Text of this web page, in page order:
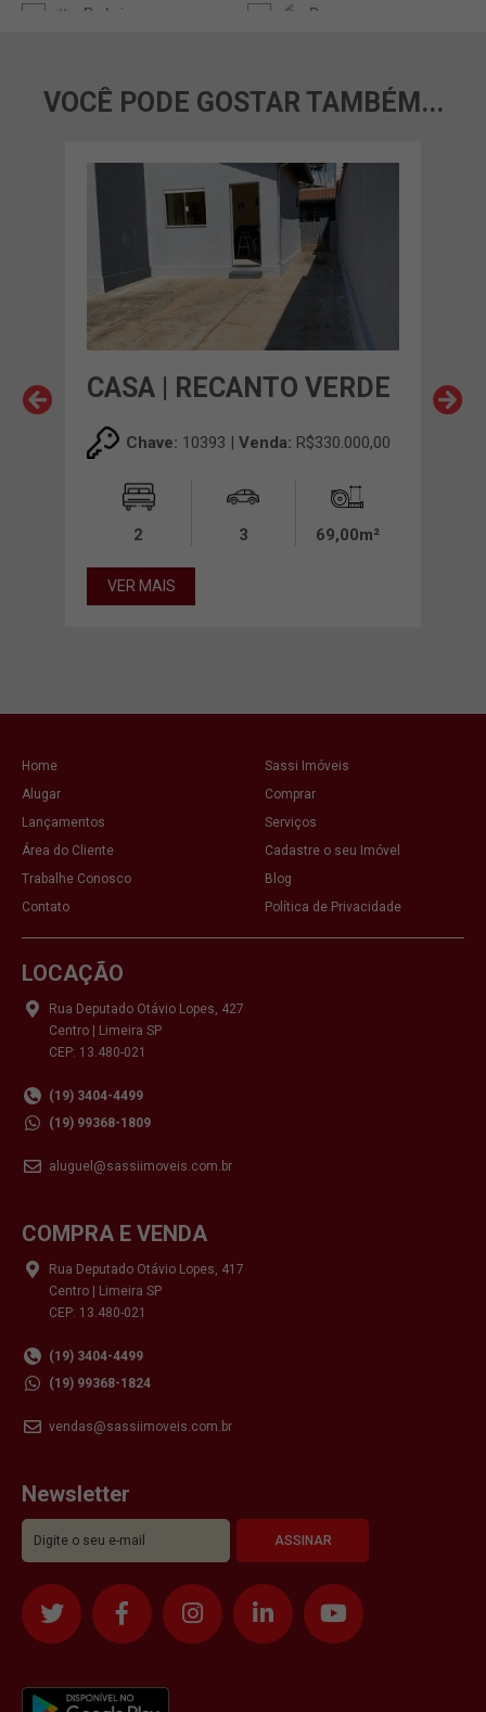
VOCÊ PODE GOSTAR TAMBÉM...
CASA | RECANTO VERDE
Chave: 10393 | Venda: R$330.000,00
2 3 69,00m²
VER MAIS
Home
Sassi Imóveis
Alugar
Comprar
Lançamentos
Serviços
Área do Cliente
Cadastre o seu Imóvel
Trabalhe Conosco
Blog
Contato
Política de Privacidade
LOCAÇÃO
Rua Deputado Otávio Lopes, 427
Centro | Limeira SP
CEP: 13.480-021
(19) 3404-4499
(19) 99368-1809
aluguel@sassiimoveis.com.br
COMPRA E VENDA
Rua Deputado Otávio Lopes, 417
Centro | Limeira SP
CEP: 13.480-021
(19) 3404-4499
(19) 99368-1824
vendas@sassiimoveis.com.br
Newsletter